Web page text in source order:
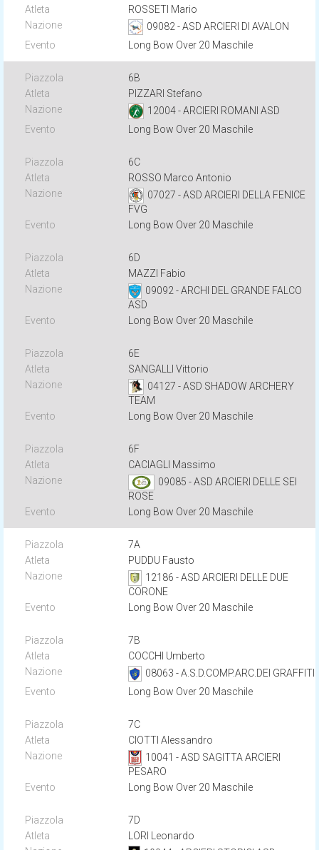
ROSSETI Mario
09082 - ASD ARCIERI DI AVALON
Long Bow Over 20 Maschile
6B
PIZZARI Stefano
12004 - ARCIERI ROMANI ASD
Long Bow Over 20 Maschile
6C
ROSSO Marco Antonio
07027 - ASD ARCIERI DELLA FENICE
FVG
Long Bow Over 20 Maschile
6D
MAZZI Fabio
09092 - ARCHI DEL GRANDE FALCO
ASD
Long Bow Over 20 Maschile
6E
SANGALLI Vittorio
04127 - ASD SHADOW ARCHERY
TEAM
Long Bow Over 20 Maschile
6F
CACIAGLI Massimo
09085 - ASD ARCIERI DELLE SEI
ROSE
Long Bow Over 20 Maschile
7A
PUDDU Fausto
12186 - ASD ARCIERI DELLE DUE
CORONE
Long Bow Over 20 Maschile
7B
COCCHI Umberto
08063 - A.S.D.COMP.ARC.DEI GRAFFITI
Long Bow Over 20 Maschile
7C
CIOTTI Alessandro
10041 - ASD SAGITTA ARCIERI
PESARO
Long Bow Over 20 Maschile
7D
LORI Leonardo